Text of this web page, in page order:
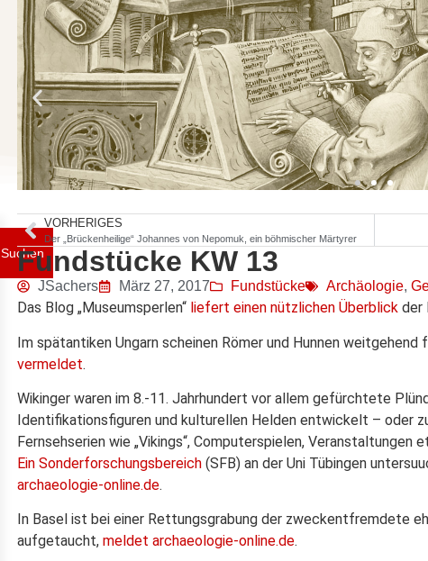
Suchen
VORHERIGES
Der „Brückenheilige“ Johannes von Nepomuk, ein böhmischer Märtyrer
Fundstücke KW 13
JSachers März 27, 2017 Fundstücke Archäologie,
Das Blog „Museumsperlen“ liefert einen nützlichen Überblick der
Im spätantiken Ungarn scheinen Römer und Hunnen
vermeldet.
Wikinger waren im 8.-11. Jahrhundert vor allem gefürchtete
Identifikationsfiguren und kulturellen Helden entwickelt – oder
Fernsehserien wie „Vikings“, Computerspielen, Veranstaltungen
Ein Sonderforschungsbereich (SFB) an der Uni Tübingen
archaeologie-online.de.
In Basel ist bei einer Rettungsgrabung der zweckentfremdete
aufgetaucht,meldet archaeologie-online.de.